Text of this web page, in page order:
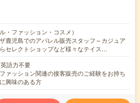
・ファッション・コスメ）
鹿児島でのアパレル販売スタッフ～カジュア
セレクトショップなど様々なテイス…
語力不要
ァッション関連の接客販売のご経験をお持ち
興味のある方